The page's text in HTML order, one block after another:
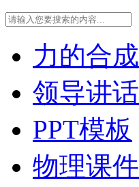
力的合成
领导讲话
PPT模板
物理课件